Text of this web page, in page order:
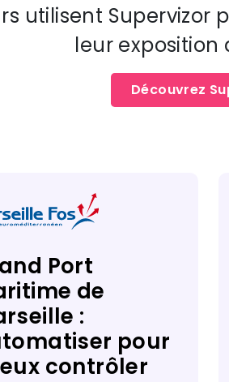
utilisent Supervizor
leur exposition
Découvrez
Port
de
:
pour
contrôler